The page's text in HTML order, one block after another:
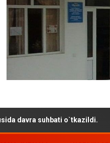
o`tkazildi.